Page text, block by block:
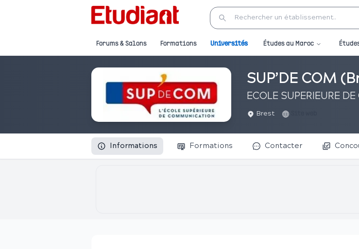
Forums & Salons Formations Universités Études au Maroc
SUP’DE COM
ECOLE SUPERIEURE
Brest
Informations Formations Contacter